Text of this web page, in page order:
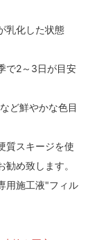
乳化した状態
で2～3日が目安
ど鮮やかな色目
質スキージを使
め致します。
用施工液"フィル